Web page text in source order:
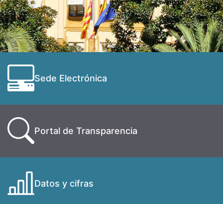
Sede Electrónica
Portal de Transparencia
Datos y cifras